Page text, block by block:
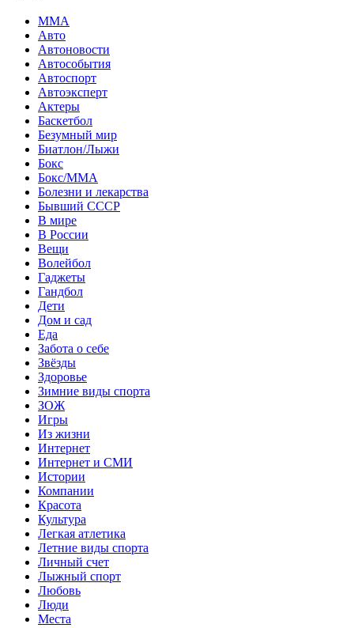
MMA
Авто
Автоновости
Автособытия
Автоспорт
Автоэксперт
Актеры
Баскетбол
Безумный мир
Биатлон/Лыжи
Бокс
Бокс/MMA
Болезни и лекарства
Бывший СССР
В мире
В России
Вещи
Волейбол
Гаджеты
Гандбол
Дети
Дом и сад
Еда
Забота о себе
Звёзды
Здоровье
Зимние виды спорта
ЗОЖ
Игры
Из жизни
Интернет
Интернет и СМИ
Истории
Компании
Красота
Культура
Легкая атлетика
Летние виды спорта
Личный счет
Лыжный спорт
Любовь
Люди
Места